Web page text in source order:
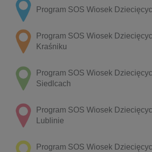
Program SOS Wiosek
Program SOS Wiosek
Kraśniku
Program SOS Wiosek
Siedlcach
Program SOS Wiosek
Lublinie
Program SOS Wiosek